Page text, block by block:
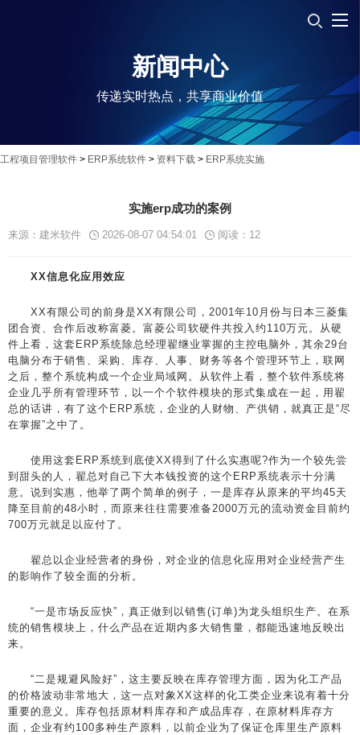
新闻中心
传递实时热点，共享商业价值
工程项目管理软件 > ERP系统软件 > 资料下载 > ERP系统实施
实施erp成功的案例
来源：建米软件 2026-08-07 04:54:01 阅读： 12
XX信息化应用效应
XX有限公司的前身是XX有限公司，2001年10月份与日本三菱集
团合资、合作后改称富菱。富菱公司软硬件共投入约110万元。从硬
件上看，这套ERP系统除总经理翟继业掌握的主控电脑外，其余29台
电脑分布于销售、采购、库存、人事、财务等各个管理环节上，联网
之后，整个系统构成一个企业局域网。从软件上看，整个软件系统将
企业几乎所有管理环节，以一个个软件模块的形式集成在一起，用翟
总的话讲，有了这个ERP系统，企业的人财物、产供销，就真正是“尽
在掌握”之中了。
使用这套ERP系统到底使XX得到了什么实惠呢?作为一个较先尝
到甜头的人，翟总对自己下大本钱投资的这个ERP系统表示十分满
意。说到实惠，他举了两个简单的例子，一是库存从原来的平均45天
降至目前的48小时，而原来往往需要准备2000万元的流动资金目前约
700万元就足以应付了。
翟总以企业经营者的身份，对企业的信息化应用对企业经营产生
的影响作了较全面的分析。
“一是市场反应快”，真正做到以销售(订单)为龙头组织生产。在系
统的销售模块上，什么产品在近期内多大销售量，都能迅速地反映出
来。
“二是规避风险好”，这主要反映在库存管理方面，因为化工产品
的价格波动非常地大，这一点对象XX这样的化工类企业来说有着十分
重要的意义。库存包括原材料库存和产成品库存，在原材料库存方
面，企业有约100多种生产原料，以前企业为了保证仓库里生产原料